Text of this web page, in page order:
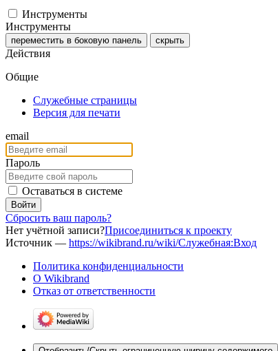
Инструменты
Инструменты
переместить в боковую панель скрыть
Действия
Общие
Служебные страницы
Версия для печати
email
Пароль
Оставаться в системе
Войти
Сбросить ваш пароль?
Нет учётной записи?Присоединиться к проекту
Источник — https://wikibrand.ru/wiki/Служебная:Вход
Политика конфиденциальности
О Wikibrand
Отказ от ответственности